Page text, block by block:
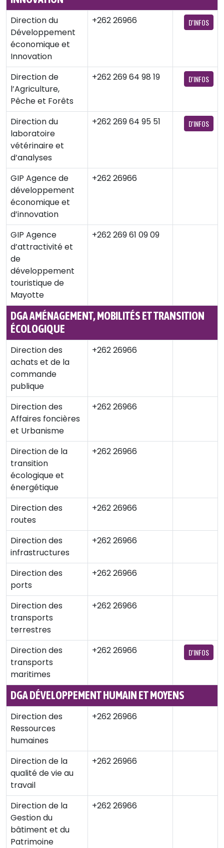
Direction du
Développement
économique et
Innovation
+262 26966 D'INFOS
Direction de
l’Agriculture,
Pêche et Forêts
+262 269 64 98 19 D'INFOS
Direction du
laboratoire
vétérinaire et
d’analyses
+262 269 64 95 51 D'INFOS
GIP Agence de
développement
économique et
d’innovation
+262 26966
GIP Agence
d’attractivité et
de
développement
touristique de
Mayotte
+262 269 61 09 09
DGA AMÉNAGEMENT, MOBILITÉS ET TRANSITION
ÉCOLOGIQUE
Direction des
achats et de la
commande
publique
+262 26966
Direction des
Affaires foncières
et Urbanisme
+262 26966
Direction de la
transition
écologique et
énergétique
+262 26966
Direction des
routes
+262 26966
Direction des
infrastructures
+262 26966
Direction des
ports
+262 26966
Direction des
transports
terrestres
+262 26966
Direction des
transports
maritimes
+262 26966 D'INFOS
DGA DÉVELOPPEMENT HUMAIN ET MOYENS
Direction des
Ressources
humaines
+262 26966
Direction de la
qualité de vie au
travail
+262 26966
Direction de la
Gestion du
bâtiment et du
Patrimoine
+262 26966